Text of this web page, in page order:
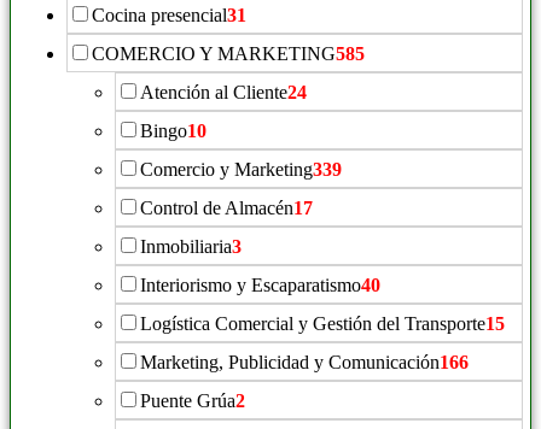
Cocina presencial31
COMERCIO Y MARKETING585
Atención al Cliente24
Bingo10
Comercio y Marketing339
Control de Almacén17
Inmobiliaria3
Interiorismo y Escaparatismo40
Logística Comercial y Gestión del Transporte15
Marketing, Publicidad y Comunicación166
Puente Grúa2